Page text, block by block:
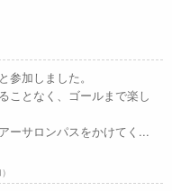
加しました。
ことなく、ゴールまで楽し
ーサロンパスをかけてく...